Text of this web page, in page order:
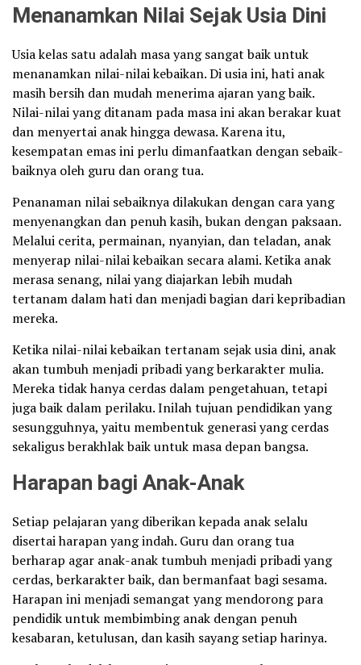
Menanamkan Nilai Sejak Usia Dini
Usia kelas satu adalah masa yang sangat baik untuk
menanamkan nilai-nilai kebaikan. Di usia ini, hati anak
masih bersih dan mudah menerima ajaran yang baik.
Nilai-nilai yang ditanam pada masa ini akan berakar kuat
dan menyertai anak hingga dewasa. Karena itu,
kesempatan emas ini perlu dimanfaatkan dengan sebaik-
baiknya oleh guru dan orang tua.
Penanaman nilai sebaiknya dilakukan dengan cara yang
menyenangkan dan penuh kasih, bukan dengan paksaan.
Melalui cerita, permainan, nyanyian, dan teladan, anak
menyerap nilai-nilai kebaikan secara alami. Ketika anak
merasa senang, nilai yang diajarkan lebih mudah
tertanam dalam hati dan menjadi bagian dari kepribadian
mereka.
Ketika nilai-nilai kebaikan tertanam sejak usia dini, anak
akan tumbuh menjadi pribadi yang berkarakter mulia.
Mereka tidak hanya cerdas dalam pengetahuan, tetapi
juga baik dalam perilaku. Inilah tujuan pendidikan yang
sesungguhnya, yaitu membentuk generasi yang cerdas
sekaligus berakhlak baik untuk masa depan bangsa.
Harapan bagi Anak-Anak
Setiap pelajaran yang diberikan kepada anak selalu
disertai harapan yang indah. Guru dan orang tua
berharap agar anak-anak tumbuh menjadi pribadi yang
cerdas, berkarakter baik, dan bermanfaat bagi sesama.
Harapan ini menjadi semangat yang mendorong para
pendidik untuk membimbing anak dengan penuh
kesabaran, ketulusan, dan kasih sayang setiap harinya.